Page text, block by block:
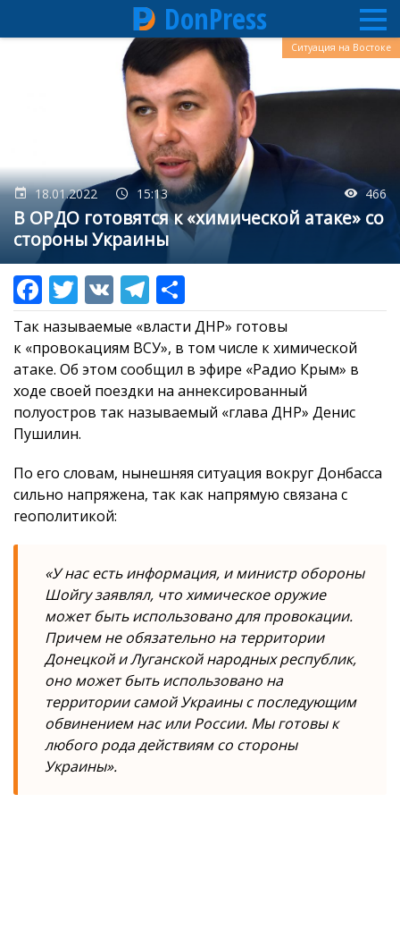
DonPress
18.01.2022 15:13 466
В ОРДО готовятся к «химической атаке» со
стороны Украины
Ситуация на Востоке
Так называемые «власти ДНР» готовы
к «провокациям ВСУ», в том числе к химической
атаке. Об этом сообщил в эфире «Радио Крым» в
ходе своей поездки на аннексированный
полуостров так называемый «глава ДНР» Денис
Пушилин.
По его словам, нынешняя ситуация вокруг Донбасса
сильно напряжена, так как напрямую связана с
геополитикой:
«У нас есть информация, и министр обороны
Шойгу заявлял, что химическое оружие
может быть использовано для провокации.
Причем не обязательно на территории
Донецкой и Луганской народных республик,
оно может быть использовано на
территории самой Украины с последующим
обвинением нас или России. Мы готовы к
любого рода действиям со стороны
Украины».